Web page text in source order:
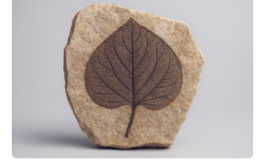
der Ruhr-Universität Bochum um Prof. Dr. Ralf Erdmann
und Dr. Ismaila Francis Yusuf hat nun einen bislang
unbekannten Qualitätskontrollmechanismus des
peroxisomalen Proteintransports in der Bäckerhefe
Saccharomyces cerevisiae entdeckt, der für die
Funktionsfähigkeit der Organellen entscheidend ist. Die
Studie wurde am 28. Oktober 2025 in der
Fachzeitschrift…